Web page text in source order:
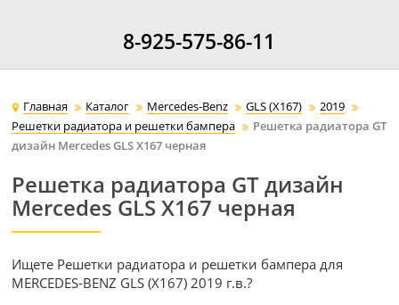
8-925-575-86-11
Главная Каталог Mercedes-Benz GLS (X167)
2019
Решетки радиатора и решетки бампера
Решетка радиатора GT
дизайн Mercedes GLS X167 черная
Решетка радиатора GT дизайн
Mercedes GLS X167 черная
Ищете Решетки радиатора и решетки бампера для
MERCEDES-BENZ GLS (X167) 2019 г.в.?